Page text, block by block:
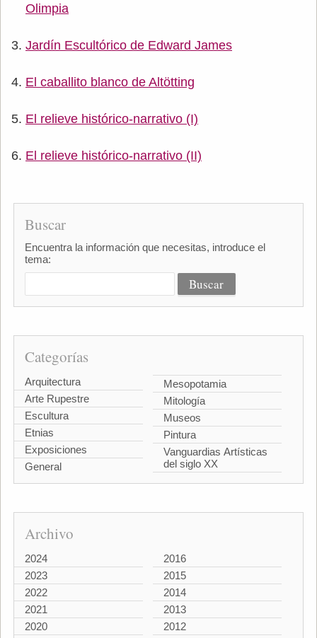
Olimpia
Jardín Escultórico de Edward James
El caballito blanco de Altötting
El relieve histórico-narrativo (I)
El relieve histórico-narrativo (II)
Buscar
Encuentra la información que necesitas, introduce el
tema:
Categorías
Arquitectura
Arte Rupestre
Escultura
Etnias
Exposiciones
General
Mesopotamia
Mitología
Museos
Pintura
Vanguardias Artísticas
del siglo XX
Archivo
2024
2023
2022
2021
2020
2016
2015
2014
2013
2012